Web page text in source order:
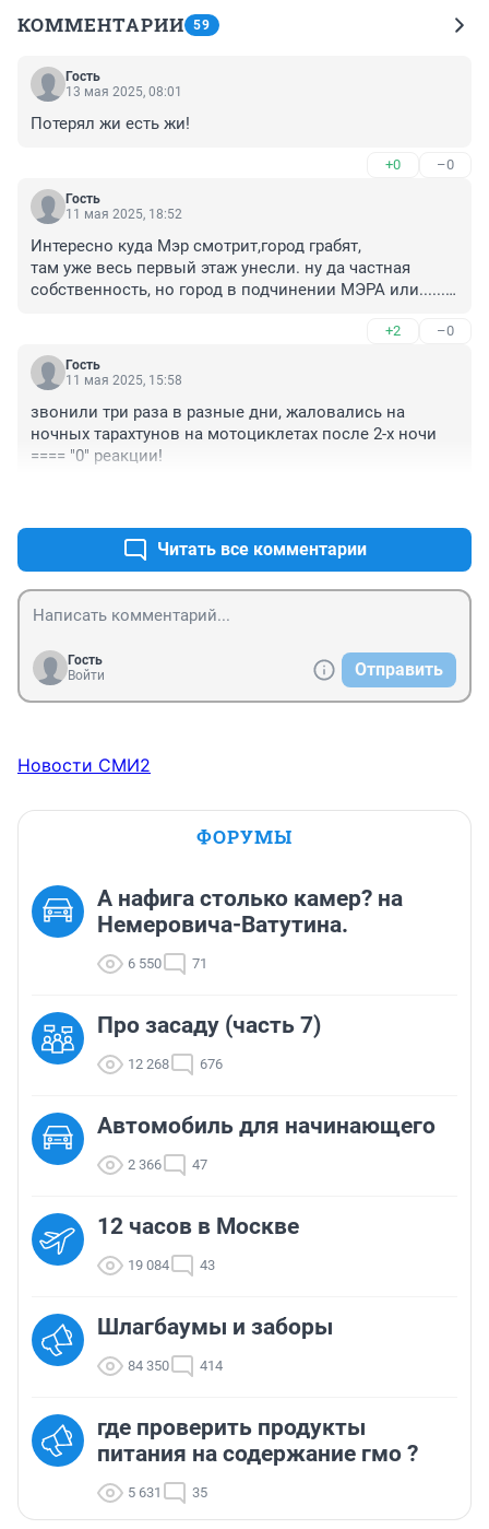
КОММЕНТАРИИ 59
Гость
13 мая 2025, 08:01
Потерял жи есть жи!
+0 –0
Гость
11 мая 2025, 18:52
Интересно куда Мэр смотрит,город грабят,
там уже весь первый этаж унесли. ну да частная
собственность, но город в подчинении МЭРА или......
+2 –0
Гость
11 мая 2025, 15:58
звонили три раза в разные дни, жаловались на
ночных тарахтунов на мотоциклетах после 2-х ночи
==== "0" реакции!
Читать все комментарии
Гость
Войти
Отправить
Новости СМИ2
ФОРУМЫ
А нафига столько камер? на
Немеровича-Ватутина.
6 550 71
Про засаду (часть 7)
12 268 676
Автомобиль для начинающего
2 366 47
12 часов в Москве
19 084 43
Шлагбаумы и заборы
84 350 414
где проверить продукты
питания на содержание гмо ?
5 631 35